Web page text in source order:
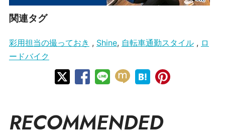
関連タグ
彩用担当の撮っておき , Shine, 自転車通勤スタイル, ロ
ードバイク
RECOMMENDED